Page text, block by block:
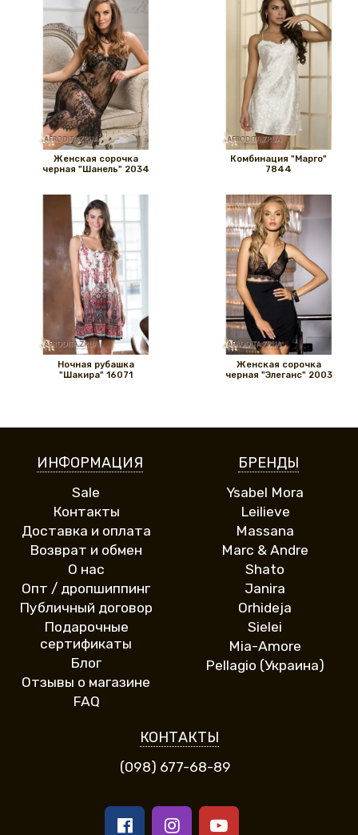
Женская сорочка
черная "Шанель" 2034
Комбинация "Марго"
7844
Ночная рубашка
"Шакира" 16071
Женская сорочка
черная "Элеганс" 2003
ИНФОРМАЦИЯ
Sale
Контакты
Доставка и оплата
Возврат и обмен
О нас
Опт / дропшиппинг
Публичный договор
Подарочные
сертификаты
Блог
Отзывы о магазине
FAQ
БРЕНДЫ
Ysabel Mora
Leilieve
Massana
Marc & Andre
Shato
Janira
Orhideja
Sielei
Mia-Amore
Pellagio (Украина)
КОНТАКТЫ
(098) 677-68-89